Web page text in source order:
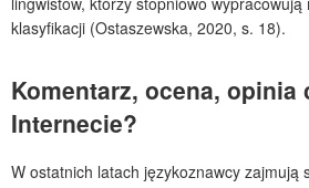
klasyfikacji (Ostaszewska, 2020, s. 18).
Komentarz, ocena, opinia
Internecie?
W ostatnich latach językoznawcy zajmują